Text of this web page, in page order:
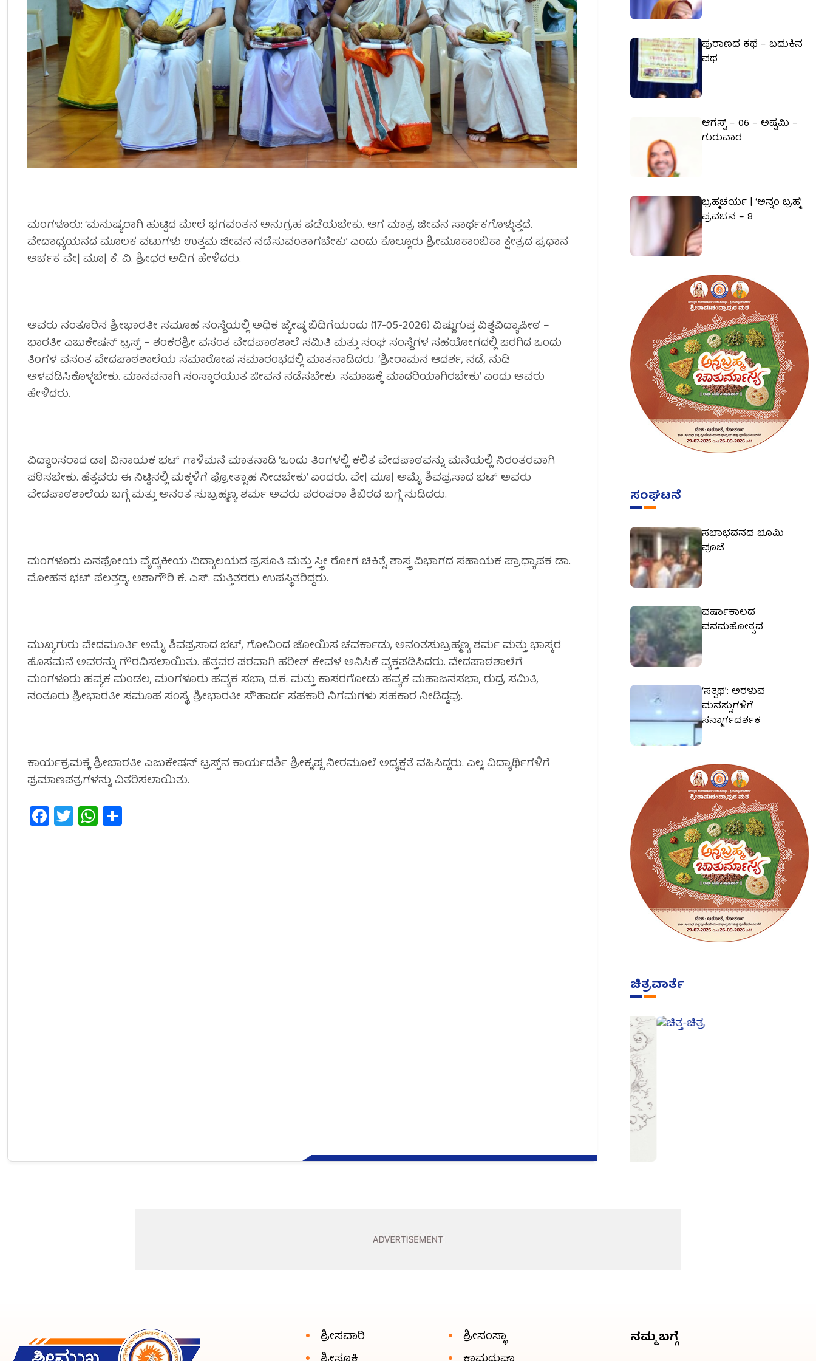
ಮಂಗಳೂರು: ‘ಮನುಷ್ಯರಾಗಿ ಹುಟ್ಟಿದ ಮೇಲೆ ಭಗವಂತನ ಅನುಗ್ರಹ ಪಡೆಯಬೇಕು. ಆಗ ಮಾತ್ರ ಜೀವನ ಸಾರ್ಥಕಗೊಳ್ಳುತ್ತದೆ.
ವೇದಾಧ್ಯಯನದ ಮೂಲಕ ವಟುಗಳು ಉತ್ತಮ ಜೀವನ ನಡೆಸುವಂತಾಗಬೇಕು’ ಎಂದು ಕೊಲ್ಲೂರು ಶ್ರೀಮೂಕಾಂಬಿಕಾ ಕ್ಷೇತ್ರದ ಪ್ರಧಾನ
ಅರ್ಚಕ ವೇ| ಮೂ| ಕೆ. ವಿ. ಶ್ರೀಧರ ಅಡಿಗ ಹೇಳಿದರು.
ಅವರು ನಂತೂರಿನ ಶ್ರೀಭಾರತೀ ಸಮೂಹ ಸಂಸ್ಥೆಯಲ್ಲಿ ಅಧಿಕ ಜ್ಯೇಷ್ಠ ಬಿದಿಗೆಯಂದು (17-05-2026) ವಿಷ್ಣುಗುಪ್ತ ವಿಶ್ವವಿದ್ಯಾಪೀಠ –
ಭಾರತೀ ಎಜುಕೇಷನ್ ಟ್ರಸ್ಟ್ – ಶಂಕರಶ್ರೀ ವಸಂತ ವೇದಪಾಠಶಾಲೆ ಸಮಿತಿ ಮತ್ತು ಸಂಘ ಸಂಸ್ಥೆಗಳ ಸಹಯೋಗದಲ್ಲಿ ಜರಗಿದ ಒಂದು
ತಿಂಗಳ ವಸಂತ ವೇದಪಾಠಶಾಲೆಯ ಸಮಾರೋಪ ಸಮಾರಂಭದಲ್ಲಿ ಮಾತನಾಡಿದರು. ‘ಶ್ರೀರಾಮನ ಆದರ್ಶ, ನಡೆ, ನುಡಿ
ಅಳವಡಿಸಿಕೊಳ್ಳಬೇಕು. ಮಾನವನಾಗಿ ಸಂಸ್ಕಾರಯುತ ಜೀವನ ನಡೆಸಬೇಕು. ಸಮಾಜಕ್ಕೆ ಮಾದರಿಯಾಗಿರಬೇಕು’ ಎಂದು ಅವರು
ಹೇಳಿದರು.
ವಿದ್ವಾಂಸರಾದ ಡಾ| ವಿನಾಯಕ ಭಟ್ ಗಾಳಿಮನೆ ಮಾತನಾಡಿ ‘ಒಂದು ತಿಂಗಳಲ್ಲಿ ಕಲಿತ ವೇದಪಾಠವನ್ನು ಮನೆಯಲ್ಲಿ ನಿರಂತರವಾಗಿ
ಪಠಿಸಬೇಕು. ಹೆತ್ತವರು ಈ ನಿಟ್ಟಿನಲ್ಲಿ ಮಕ್ಕಳಿಗೆ ಪ್ರೋತ್ಸಾಹ ನೀಡಬೇಕು’ ಎಂದರು. ವೇ| ಮೂ| ಅಮೈ ಶಿವಪ್ರಸಾದ ಭಟ್ ಅವರು
ವೇದಪಾಠಶಾಲೆಯ ಬಗ್ಗೆ ಮತ್ತು ಅನಂತ ಸುಬ್ರಹ್ಮಣ್ಯ ಶರ್ಮ ಅವರು ಪರಂಪರಾ ಶಿಬಿರದ ಬಗ್ಗೆ ನುಡಿದರು.
ಮಂಗಳೂರು ಏನಪೋಯ ವೈದ್ಯಕೀಯ ವಿದ್ಯಾಲಯದ ಪ್ರಸೂತಿ ಮತ್ತು ಸ್ತ್ರೀ ರೋಗ ಚಿಕಿತ್ಸೆ ಶಾಸ್ತ್ರ ವಿಭಾಗದ ಸಹಾಯಕ ಪ್ರಾಧ್ಯಾಪಕ ಡಾ.
ಮೋಹನ ಭಟ್ ಪೆಲತ್ತಡ್ಕ, ಆಶಾಗೌರಿ ಕೆ. ಎಸ್. ಮತ್ತಿತರರು ಉಪಸ್ಥಿತರಿದ್ದರು.
ಮುಖ್ಯಗುರು ವೇದಮೂರ್ತಿ ಅಮೈ ಶಿವಪ್ರಸಾದ ಭಟ್, ಗೋವಿಂದ ಜೋಯಿಸ ಚವರ್ಕಾಡು, ಅನಂತಸುಬ್ರಹ್ಮಣ್ಯ ಶರ್ಮ ಮತ್ತು ಭಾಸ್ಕರ
ಹೊಸಮನೆ ಅವರನ್ನು ಗೌರವಿಸಲಾಯಿತು. ಹೆತ್ತವರ ಪರವಾಗಿ ಹರೀಶ್ ಕೇವಳ ಅನಿಸಿಕೆ ವ್ಯಕ್ತಪಡಿಸಿದರು. ವೇದಪಾಠಶಾಲೆಗೆ
ಮಂಗಳೂರು ಹವ್ಯಕ ಮಂಡಲ, ಮಂಗಳೂರು ಹವ್ಯಕ ಸಭಾ, ದ.ಕ. ಮತ್ತು ಕಾಸರಗೋಡು ಹವ್ಯಕ‌ ಮಹಾಜನಸಭಾ, ರುದ್ರ ಸಮಿತಿ,
ನಂತೂರು ಶ್ರೀಭಾರತೀ ಸಮೂಹ ಸಂಸ್ಥೆ, ಶ್ರೀಭಾರತೀ ಸೌಹಾರ್ದ ಸಹಕಾರಿ ನಿಗಮಗಳು ಸಹಕಾರ ನೀಡಿದ್ದವು.
ಕಾರ್ಯಕ್ರಮಕ್ಕೆ ಶ್ರೀಭಾರತೀ ಎಜುಕೇಷನ್ ಟ್ರಸ್ಟ್‌ನ ಕಾರ್ಯದರ್ಶಿ ಶ್ರೀಕೃಷ್ಣ ನೀರಮೂಲೆ ಅಧ್ಯಕ್ಷತೆ ವಹಿಸಿದ್ದರು. ಎಲ್ಲ ವಿದ್ಯಾರ್ಥಿಗಳಿಗೆ
ಪ್ರಮಾಣಪತ್ರಗಳನ್ನು ವಿತರಿಸಲಾಯಿತು.
Facebook
TwitterWhatsApp
ಪುರಾಣದ ಕಥೆ – ಬದುಕಿನ
ಪಥ
ಆಗಸ್ಟ್ – 06 – ಅಷ್ಟಮಿ –
ಗುರುವಾರ
ಬ್ರಹ್ಮಚರ್ಯ | ‘ಅನ್ನಂ ಬ್ರಹ್ಮ’
ಪ್ರವಚನ – 8
ಸಂಘಟನೆ
ಸಭಾಭವನದ ಭೂಮಿ
ಪೂಜೆ
ವರ್ಷಾಕಾಲದ
ವನಮಹೋತ್ಸವ
‘ಸತ್ಪಥ’: ಅರಳುವ
ಮನಸ್ಸುಗಳಿಗೆ
ಸನ್ಮಾರ್ಗದರ್ಶಕ
ಚಿತ್ರವಾರ್ತೆ
ಶ್ರೀಸವಾರಿ
ಶ್ರೀಸಂಸ್ಥಾ
ನಮ್ಮ ಬಗ್ಗೆ